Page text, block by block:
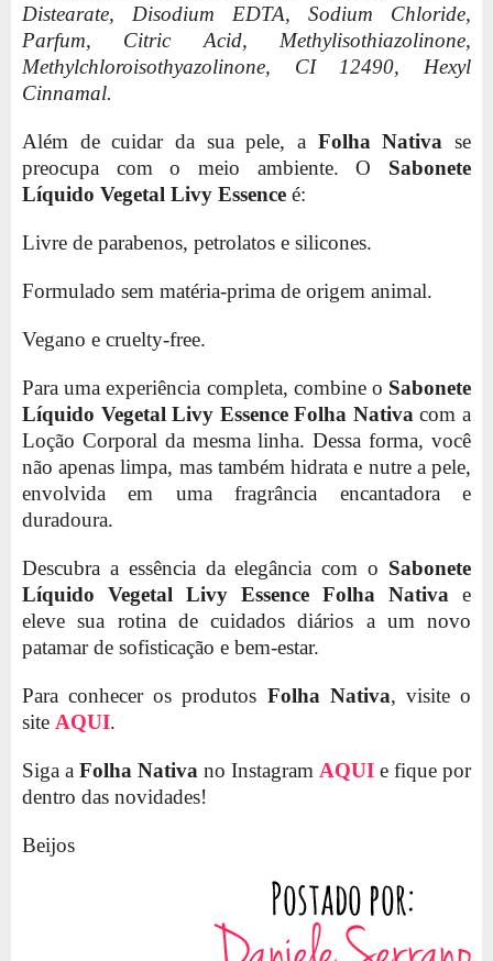
Distearate, Disodium EDTA, Sodium Chloride,
Parfum, Citric Acid, Methylisothiazolinone,
Methylchloroisothyazolinone, CI 12490, Hexyl
Cinnamal.
Além de cuidar da sua pele, a Folha Nativa se
preocupa com o meio ambiente. O Sabonete
Líquido Vegetal Livy Essence é:
Livre de parabenos, petrolatos e silicones.
Formulado sem matéria-prima de origem animal.
Vegano e cruelty-free.
Para uma experiência completa, combine o Sabonete
Líquido Vegetal Livy Essence Folha Nativa com a
Loção Corporal da mesma linha. Dessa forma, você
não apenas limpa, mas também hidrata e nutre a pele,
envolvida em uma fragrância encantadora e
duradoura.
Descubra a essência da elegância com o Sabonete
Líquido Vegetal Livy Essence Folha Nativa e
eleve sua rotina de cuidados diários a um novo
patamar de sofisticação e bem-estar.
Para conhecer os produtos Folha Nativa, visite o
site AQUI.
Siga a Folha Nativa no Instagram AQUI e fique por
dentro das novidades!
Beijos